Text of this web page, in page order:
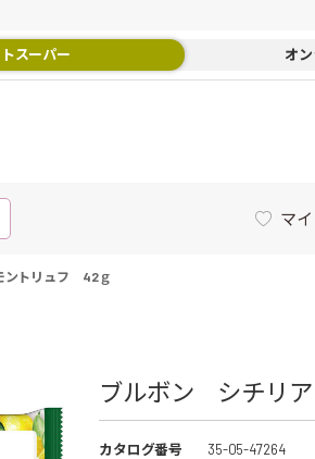
スーパー オ
マ
ントリュフ 42ｇ
ブルボン シチリ
カタログ番号
35-05-47264